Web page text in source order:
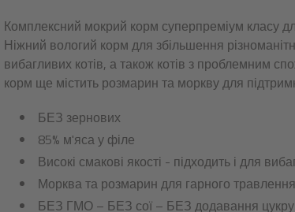
Комплексний мокрий корм суперпреміум класу
Ніжний вологий корм для збільшення
вибагливих котів, а також котів з проблемним
корм ще містить розмарин та моркву для
БЕЗ зернових
85% м'яса у філе
Високі смакові якості - підходить і для
Морква та розмарин для гарного травлення
БЕЗ ГМО – БЕЗ сої – БЕЗ додавання цукру